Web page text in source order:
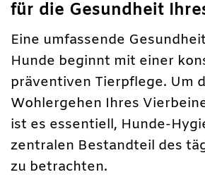
für die Gesundheit
Eine umfassende
Hunde beginnt mit einer
präventiven Tierpflege. Um
Wohlergehen Ihres
ist es essentiell, Hunde-
zentralen Bestandteil des
zu betrachten.